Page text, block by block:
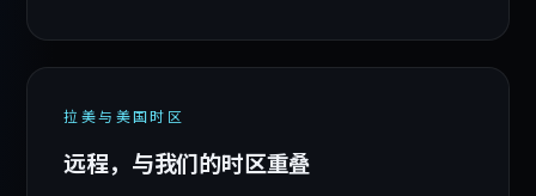
拉美与美国时区
远程，与我们的时区重叠